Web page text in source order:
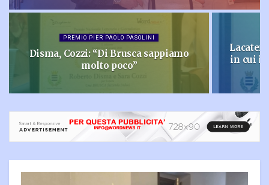
PREMIO PIER PAOLO PASOLINI
Disma, Cozzi: “Di Brusca sappiamo
molto poco”
in cui i